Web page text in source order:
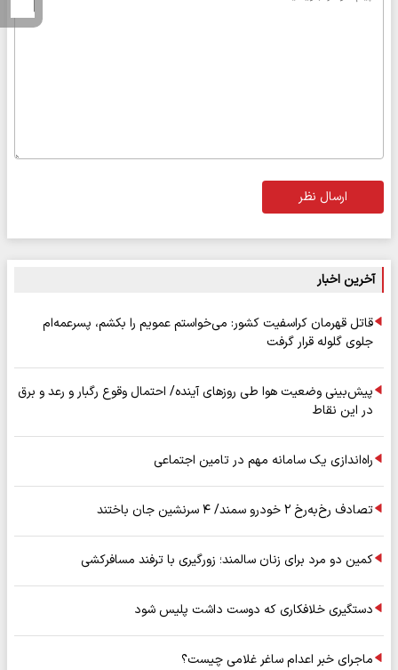
ارسال نظر
آخرین اخبار
قاتل قهرمان کراسفیت کشور: می‌خواستم عمویم را بکشم، پسرعمه‌ام
جلوی گلوله قرار گرفت
پیش‌بینی وضعیت هوا طی روزهای آینده/ احتمال وقوع رگبار و رعد و برق
در این نقاط
راه‌اندازی یک سامانه مهم در تامین اجتماعی
تصادف رخ‌به‌رخ ۲ خودرو سمند/ ۴ سرنشین جان باختند
کمین دو مرد برای زنان سالمند؛ زورگیری با ترفند مسافرکشی
دستگیری خلافکاری که دوست داشت پلیس شود
ماجرای خبر اعدام ساغر غلامی چیست؟